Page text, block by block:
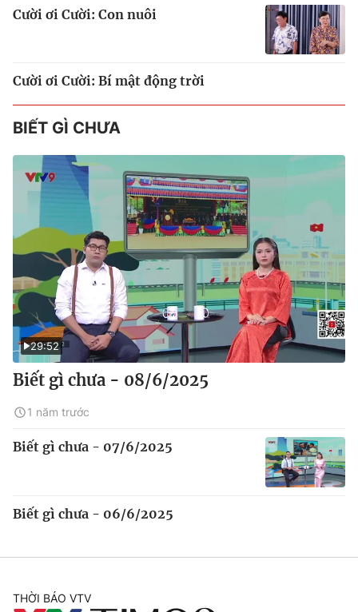
Cười ơi Cười: Con nuôi
Cười ơi Cười: Bí mật động trời
BIẾT GÌ CHƯA
29:52
Biết gì chưa - 08/6/2025
1 năm trước
Biết gì chưa - 07/6/2025
Biết gì chưa - 06/6/2025
THỜI BÁO VTV